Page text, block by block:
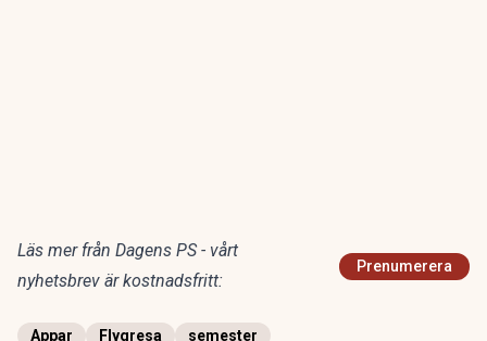
Läs mer från Dagens PS - vårt
nyhetsbrev är kostnadsfritt:
Prenumerera
Appar Flygresa semester